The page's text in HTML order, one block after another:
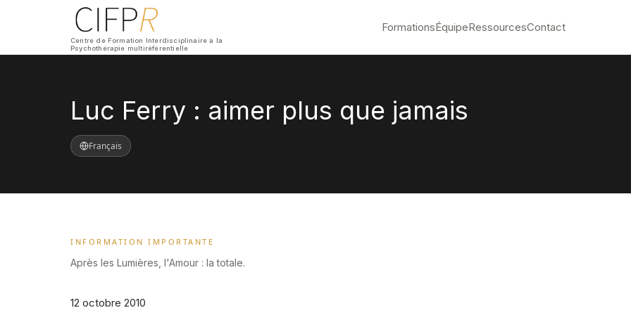
Centre de Formation Interdisciplinaire à la
Psychothérapie multiréférentielle
FormationsÉquipeRessourcesContact
Luc Ferry : aimer plus que jamais
Français
INFORMATION IMPORTANTE
Après les Lumières, l'Amour : la totale.
12 octobre 2010